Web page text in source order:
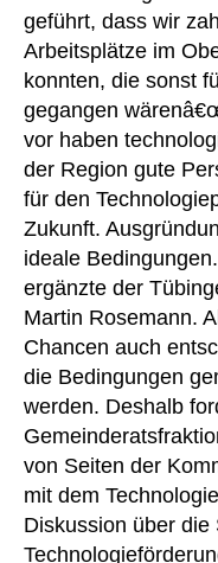
geführt, dass wir
Arbeitsplätze im
konnten, die sonst
gegangen
vor haben
der Region gute
für den
Zukunft.
ideale
ergänzte der
Martin Rosemann.
Chancen auch
die Bedingungen
werden. Deshalb
von Seiten der
mit dem
Diskussion über die